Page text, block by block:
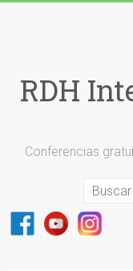
RDH
Conferencias